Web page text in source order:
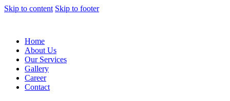
Skip to content Skip to footer
Home
About Us
Our Services
Gallery
Career
Contact